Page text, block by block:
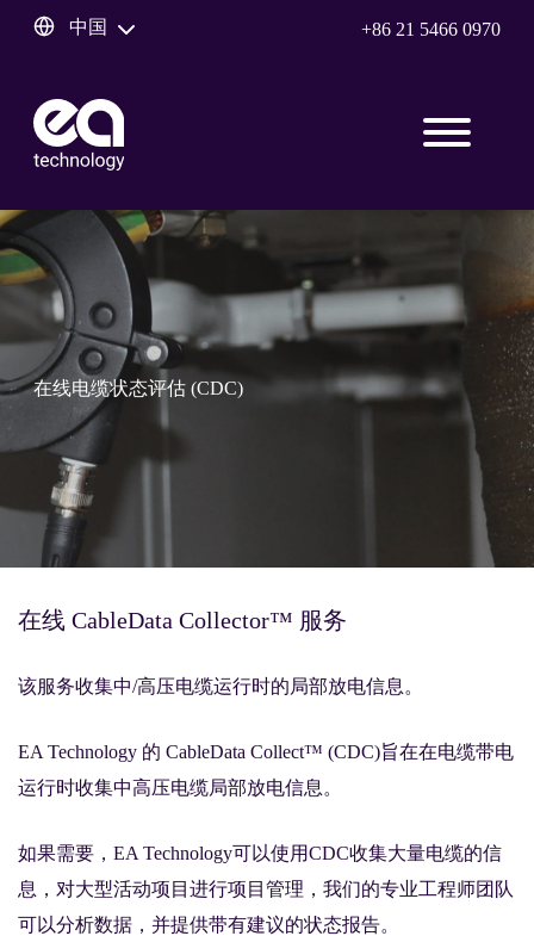
中国 +86 21 5466 0970
在线电缆状态评估 (CDC)
在线 CableData Collector™ 服务
该服务收集中/高压电缆运行时的局部放电信息。
EA Technology 的 CableData Collect™ (CDC)旨在在电缆带电
运行时收集中高压电缆局部放电信息。
如果需要，EA Technology可以使用CDC收集大量电缆的信
息，对大型活动项目进行项目管理，我们的专业工程师团队
可以分析数据，并提供带有建议的状态报告。